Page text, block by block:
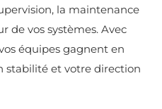
la maintenance
de vos systèmes. Avec
équipes gagnent en
stabilité et votre direction